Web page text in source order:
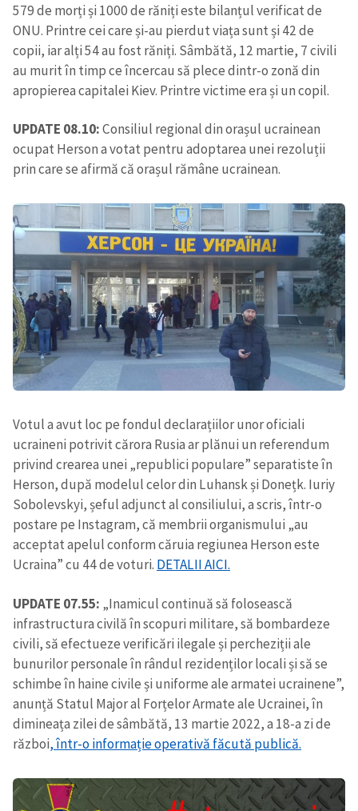
579 de morți și 1000 de răniți este bilanțul verificat de
ONU. Printre cei care și-au pierdut viața sunt și 42 de
copii, iar alți 54 au fost răniți. Sâmbătă, 12 martie, 7 civili
au murit în timp ce încercau să plece dintr-o zonă din
apropierea capitalei Kiev. Printre victime era și un copil.
UPDATE 08.10:Consiliul regional din orașul ucrainean
ocupat Herson a votat pentru adoptarea unei rezoluții
prin care se afirmă că orașul rămâne ucrainean.
Votul a avut loc pe fondul declarațiilor unor oficiali
ucraineni potrivit cărora Rusia ar plănui un referendum
privind crearea unei „republici populare” separatiste în
Herson, după modelul celor din Luhansk și Donețk. Iuriy
Sobolevskyi, șeful adjunct al consiliului, a scris, într-o
postare pe Instagram, că membrii organismului „au
acceptat apelul conform căruia regiunea Herson este
Ucraina” cu 44 de voturi. DETALII AICI.
UPDATE 07.55: „Inamicul continuă să folosească
infrastructura civilă în scopuri militare, să bombardeze
civili, să efectueze verificări ilegale și percheziții ale
bunurilor personale în rândul rezidenților locali și să se
schimbe în haine civile și uniforme ale armatei ucrainene”,
anunță Statul Major al Forțelor Armate ale Ucrainei, în
dimineața zilei de sâmbătă, 13 martie 2022, a 18-a zi de
război, într-o informație operativă făcută publică.